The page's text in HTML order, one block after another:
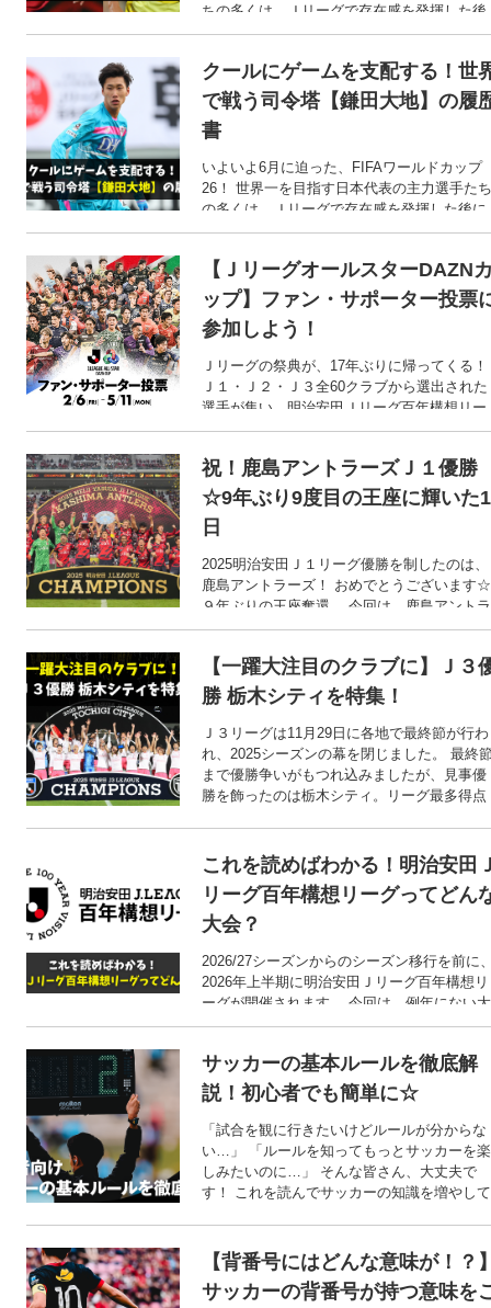
ちの多くは、Ｊリーグで存在感を発揮した後
に海外へと渡った選手たちです。 そこで今回
される、伊東純也選手のここまでの歩みをご
紹介します！
クールにゲームを支配する！世
で戦う司令塔【鎌田大地】の履
書
いよいよ6月に迫った、FIFAワールドカップ
26！ 世界一を目指す日本代表の主力選手たち
の多くは、Ｊリーグで存在感を発揮した後に
海外へと渡った選手たちです。 そこで今回
れる、鎌田大地選手のここまでの歩みをご紹
介します！
【ＪリーグオールスターDAZN
ップ】ファン・サポーター投票
参加しよう！
Ｊリーグの祭典が、17年ぶりに帰ってくる！
Ｊ１・Ｊ２・Ｊ３全60クラブから選出された
選手が集い、明治安田Ｊリーグ百年構想リー
グの6つの地域グループごとに構成されたオ
う「ＪリーグオールスターDAZNカップ」。
2026年のシーズン移行という節目にあわせて
開催される特別な大会です。 そんなオールス
ターに出場する選手を選出するファン・サポ
手をオールスターの舞台に導くのは、あなた
の一票！！
祝！鹿島アントラーズＪ１優勝
☆9年ぶり9度目の王座に輝いた1
日
2025明治安田Ｊ１リーグ優勝を制したのは、
鹿島アントラーズ！ おめでとうございます☆
９年ぶりの王座奪還。 今回は、鹿島アントラ
ーズＪ１優勝の1日を振り返ります。
【一躍大注目のクラブに】Ｊ３
勝 栃木シティを特集！
Ｊ３リーグは11月29日に各地で最終節が行わ
れ、2025シーズンの幕を閉じました。 最終
まで優勝争いがもつれ込みましたが、見事優
勝を飾ったのは栃木シティ。リーグ最多得点
た。 今回は、そんな栃木シティを深堀りしま
す！
これを読めばわかる！明治安田
リーグ百年構想リーグってどん
大会？
2026/27シーズンからのシーズン移行を前に
2026年上半期に明治安田Ｊリーグ百年構想リ
ーグが開催されます。 今回は、例年にない大
会として開幕を控えるこの大会についてまと
なの？」「試合方式は？」など皆さんの疑問
にお答えします！
サッカーの基本ルールを徹底解
説！初心者でも簡単に☆
「試合を観に行きたいけどルールが分からな
い…」 「ルールを知ってもっとサッカーを楽
しみたいのに…」 そんな皆さん、大丈夫で
す！ これを読んでサッカーの知識を増やして
【背番号にはどんな意味が！？
サッカーの背番号が持つ意味を